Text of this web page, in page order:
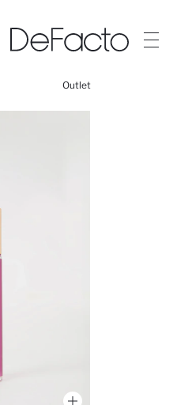
Outlet